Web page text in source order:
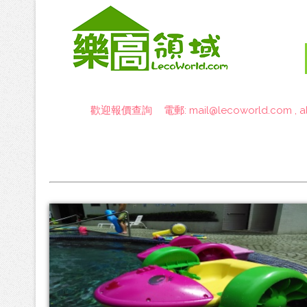
歡迎報價查詢 電郵: mail@lecoworld.com ,